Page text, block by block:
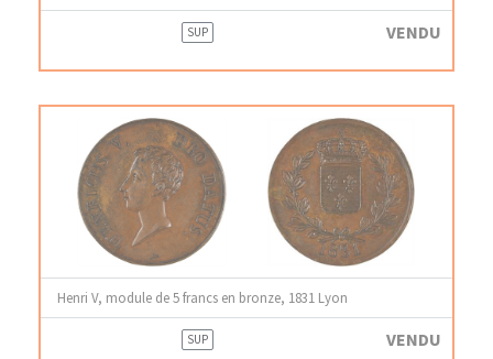
SUP VENDU
Henri V, module de 5 francs en bronze, 1831 Lyon
SUP VENDU